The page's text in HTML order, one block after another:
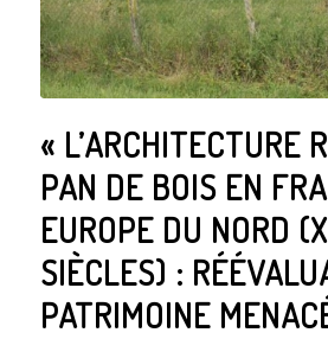
« L’ARCHITECTURE
PAN DE BOIS EN
EUROPE DU NORD
SIÈCLES) :
PATRIMOINE